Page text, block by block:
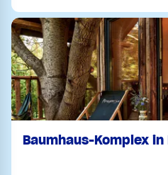
Baumhaus-Komplex